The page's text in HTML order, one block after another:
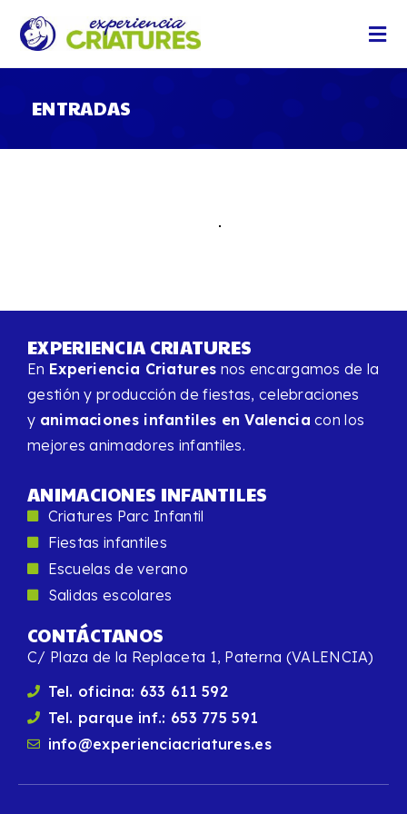
ENTRADAS
EXPERIENCIA CRIATURES
En Experiencia Criatures nos encargamos de la
gestión y producción de fiestas, celebraciones
y animaciones infantiles en Valencia con los
mejores animadores infantiles.
ANIMACIONES INFANTILES
Criatures Parc Infantil
Fiestas infantiles
Escuelas de verano
Salidas escolares
CONTÁCTANOS
C/ Plaza de la Replaceta 1, Paterna (VALENCIA)
Tel. oficina: 633 611 592
Tel. parque inf.: 653 775 591
info@experienciacriatures.es